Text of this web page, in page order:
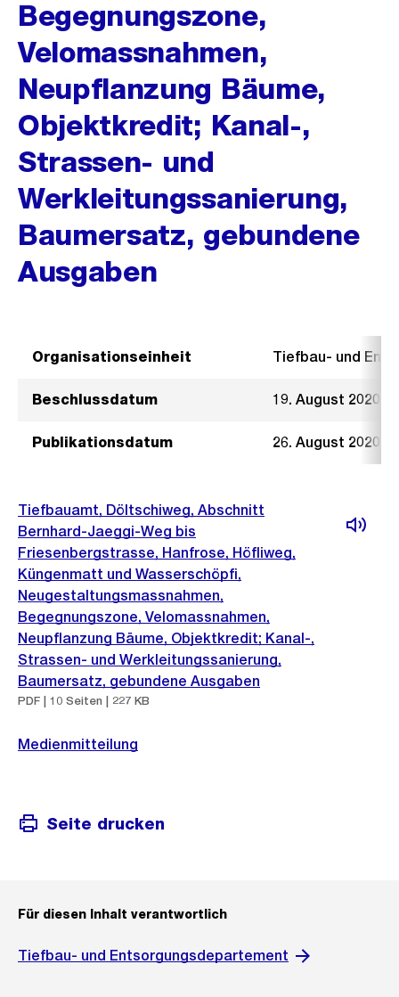
Begegnungszone,
Velomassnahmen,
Neupflanzung Bäume,
Objektkredit; Kanal-,
Strassen- und
Werkleitungssanierung,
Baumersatz, gebundene
Ausgaben
Organisationseinheit Tiefbau- und
Beschlussdatum 19. August 2020
Publikationsdatum 26. August 2020
Tiefbauamt, Döltschiweg, Abschnitt
Bernhard-Jaeggi-Weg bis
Friesenbergstrasse, Hanfrose, Höfliweg,
Küngenmatt und Wasserschöpfi,
Neugestaltungsmassnahmen,
Begegnungszone, Velomassnahmen,
Neupflanzung Bäume, Objektkredit; Kanal-,
Strassen- und Werkleitungssanierung,
Baumersatz, gebundene Ausgaben
PDF | 10 Seiten | 227 KB
Medienmitteilung
Seite drucken
Für diesen Inhalt verantwortlich
Tiefbau- und Entsorgungsdepartement